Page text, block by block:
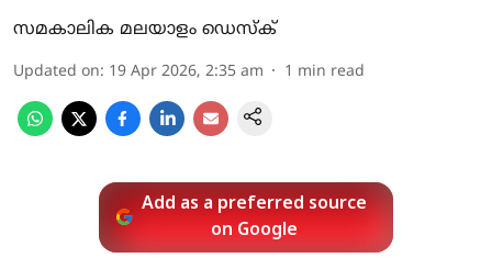
സമകാലിക മലയാളം ഡെസ്ക്
Updated on: 19 Apr 2026, 2:35 am 1 min read
Add as a preferred source
on Google